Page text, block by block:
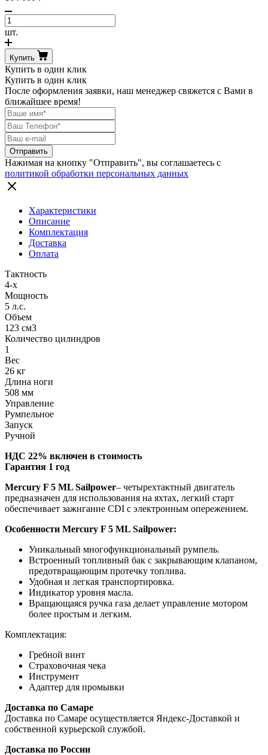
Количество
товара
Mercury
F
5
ML
Sailpower
шт.
Купить
Купить в один клик
Купить в один клик
После оформления заявки, наш менеджер свяжется с Вами в
ближайшее время!
Нажимая на кнопку "Отправить", вы соглашаетесь с
политикой обработки персональных данных
Характеристики
Описание
Комплектация
Доставка
Оплата
Тактность
4-х
Мощность
5 л.с.
Объем
123 см3
Количество цилиндров
1
Вес
26 кг
Длина ноги
508 мм
Управление
Румпельное
Запуск
Ручной
НДС 22% включен в стоимость
Гарантия 1 год
Mercury F 5 ML Sailpower– четырехтактный двигатель
предназначен для использования на яхтах, легкий старт
обеспечивает зажигание CDI с электронным опережением.
Особенности Mercury F 5 ML Sailpower:
Уникальный многофункциональный румпель.
Встроенный топливный бак с закрывающим клапаном,
предотвращающим протечку топлива.
Удобная и легкая транспортировка.
Индикатор уровня масла.
Вращающаяся ручка газа делает управление мотором
более простым и легким.
Комплектация:
Гребной винт
Страховочная чека
Инструмент
Адаптер для промывки
Доставка по Самаре
Доставка по Самаре осуществляется Яндекс-Доставкой и
собственной курьерской службой.
Доставка по России